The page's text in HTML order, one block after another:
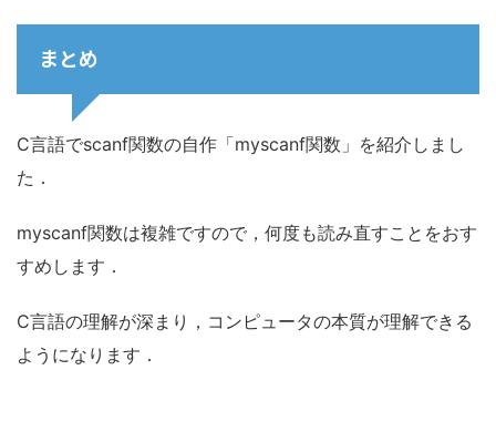
まとめ
C言語でscanf関数の自作「myscanf関数」を紹介しまし
た．
myscanf関数は複雑ですので，何度も読み直すことをおす
すめします．
C言語の理解が深まり，コンピュータの本質が理解できる
ようになります．